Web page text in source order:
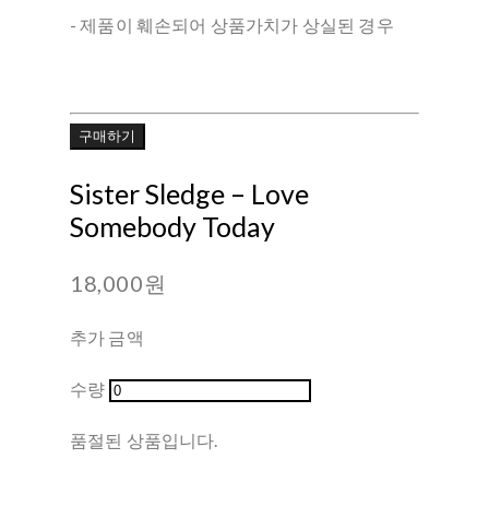
- 제품이 훼손되어 상품가치가 상실된 경우
구매하기
Sister Sledge – Love
Somebody Today
18,000원
추가 금액
수량
품절된 상품입니다.